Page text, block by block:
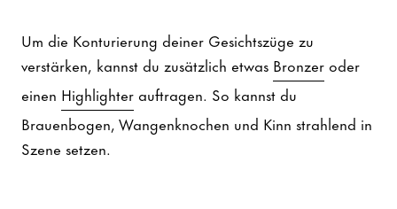
Um die Konturierung deiner Gesichtszüge zu
verstärken, kannst du zusätzlich etwas Bronzer oder
einen Highlighter auftragen. So kannst du
Brauenbogen, Wangenknochen und Kinn strahlend in
Szene setzen.